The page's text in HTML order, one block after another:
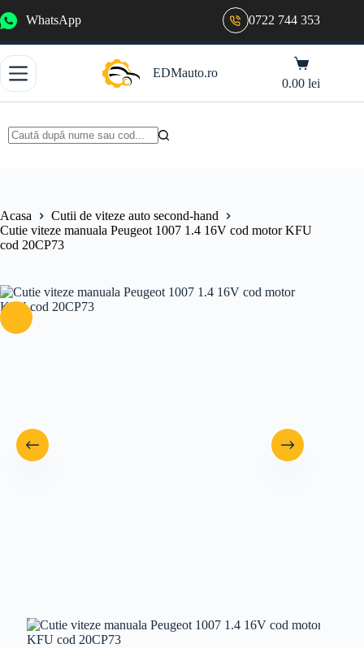
la
WhatsApp 0722 744 353
EDMauto.ro
Coș
de
cumpărături
0.00lei
Acasa
Cutii de viteze auto second-hand
Cutie viteze manuala Peugeot 1007 1.4 16V cod motor KFU
cod 20CP73